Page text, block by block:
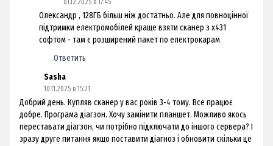
01.12.2025 в 17:45
Олександр , 128ГБ більш ніж достатньо. Але для повноцінної
підтримки електромобілей краще взяти сканер з x431
софтом - там є розширений пакет по електрокарам
Ответить
Sasha
10.11.2025 в 15:21
Добрий день. Купляв сканер у вас років 3-4 тому. Все працює
добре. Програма діагзон. Хочу замінити планшет. Можливо якось
переставати діагзон, чи потрібно підключати до іншого сервера? І
зразу друге питання якщо поставити діагноз і обновити скільки це